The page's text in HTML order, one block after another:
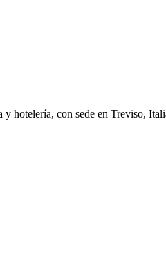
hotelería, con sede en Treviso,